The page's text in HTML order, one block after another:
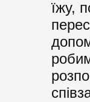
їжу,